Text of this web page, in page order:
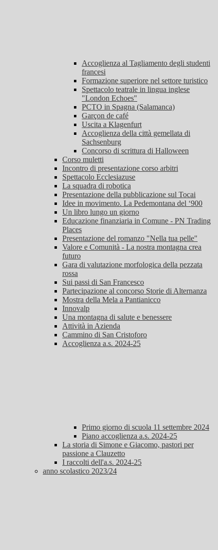
Accoglienza al Tagliamento degli studenti
francesi
Formazione superiore nel settore turistico
Spettacolo teatrale in lingua inglese
"London Echoes"
PCTO in Spagna (Salamanca)
Garçon de café
Uscita a Klagenfurt
Accoglienza della città gemellata di
Sachsenburg
Concorso di scrittura di Halloween
Corso muletti
Incontro di presentazione corso arbitri
Spettacolo Ecclesiazuse
La squadra di robotica
Presentazione della pubblicazione sul Tocai
Idee in movimento. La Pedemontana del ‘900
Un libro lungo un giorno
Educazione finanziaria in Comune - PN Trading
Places
Presentazione del romanzo "Nella tua pelle"
Valore e Comunità - La nostra montagna crea
futuro
Gara di valutazione morfologica della pezzata
rossa
Sui passi di San Francesco
Partecipazione al concorso Storie di Alternanza
Mostra della Mela a Pantianicco
Innovalp
Una montagna di salute e benessere
Attività in Azienda
Cammino di San Cristoforo
Accoglienza a.s. 2024-25
Primo giorno di scuola 11 settembre 2024
Piano accoglienza a.s. 2024-25
La storia di Simone e Giacomo, pastori per
passione a Clauzetto
I raccolti dell'a.s. 2024-25
anno scolastico 2023/24